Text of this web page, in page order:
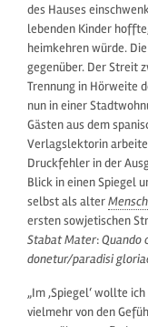
des Hauses
lebenden Kinder
heimkehren würde.
gegenüber. Der Streit
Trennung in Hörweite
nun in einer
Gästen aus dem
Verlagslektorin
Druckfehler in der
Blick in einen Spiegel
selbst als alterMensch
ersten sowjetischen
Stabat Mater:Quando
donetur/paradisi
„Im ‚Spiegel‘ wollte
vielmehr von den